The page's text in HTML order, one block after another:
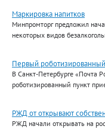
Маркировка напитков
Минпромторг предложил
некоторых видов
Первый
В Санкт-Петербурге «Почта
роботизированный пункт
РЖД от открывают
РЖД начали открывать на